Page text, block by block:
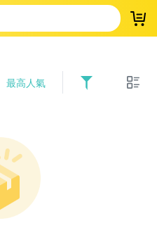
登
最高人氣